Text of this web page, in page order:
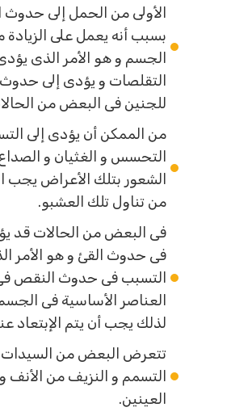
الأولى من الحمل إلى
بسبب أنه يعمل على
الجسم و هو الأمر الذى
التقلصات و يؤدى إلى
للجنين فى البعض من
من الممكن أن يؤدى إلى
التحسس و الغثيان و
الشعور بتلك الأعراض يجب
من تناول تلك العشبو.
فى البعض من الحالات قد
فى حدوث القئ و هو الأمر
التسبب فى حدوث النقص
العناصر الأساسية فى
لذلك يجب أن يتم الإبتعاد
تتعرض البعض من
التسمم و النزيف من الأنف
العينين.